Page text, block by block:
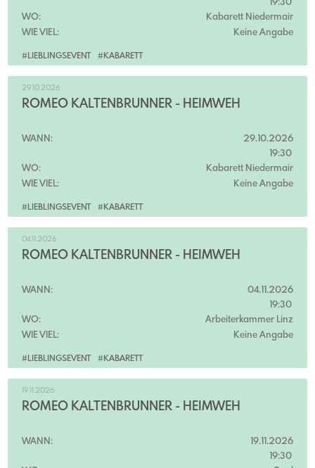
#LIEBLINGSEVENT #KABARETT
19:30
WO:
Kabarett Niedermair
WIE VIEL:
Keine Angabe
#LIEBLINGSEVENT #KABARETT
29.10.2026
ROMEO KALTENBRUNNER - HEIMWEH
WANN:
29.10.2026
19:30
WO:
Kabarett Niedermair
WIE VIEL:
Keine Angabe
#LIEBLINGSEVENT #KABARETT
04.11.2026
ROMEO KALTENBRUNNER - HEIMWEH
WANN:
04.11.2026
19:30
WO:
Arbeiterkammer Linz
WIE VIEL:
Keine Angabe
19.11.2026
ROMEO KALTENBRUNNER - HEIMWEH
WANN:
19.11.2026
19:30